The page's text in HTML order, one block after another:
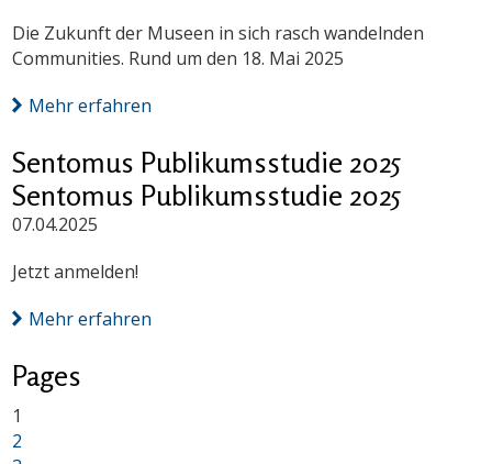
Die Zukunft der Museen in sich rasch wandelnden
Communities. Rund um den 18. Mai 2025
Mehr erfahren
Sentomus Publikumsstudie 2025
Sentomus Publikumsstudie 2025
07.04.2025
Jetzt anmelden!
Mehr erfahren
Pages
1
2